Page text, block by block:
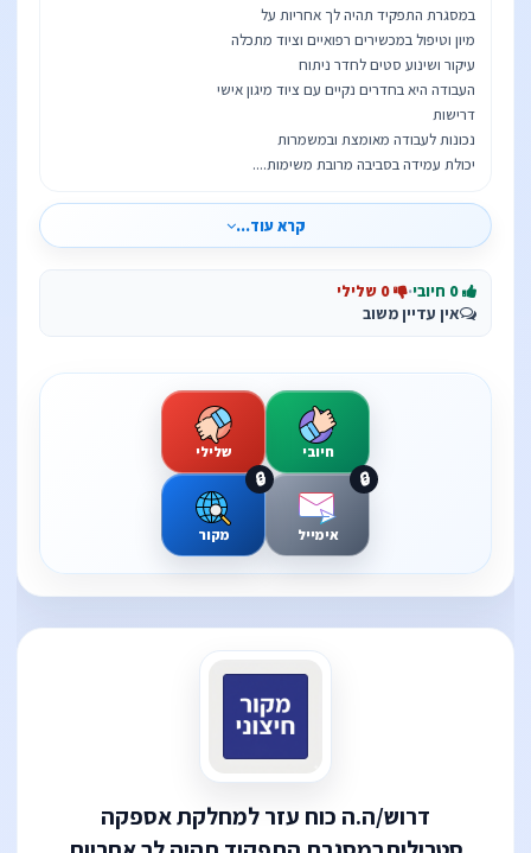
יכולת עמידה בסביבה מרובת משימות....
קרא עוד...
·
אין עדיין משוב
חיובי שלילי
אימייל
🔒
מקור
🔒
דרוש/ה.ה כוח עזר למחלקת אספקה